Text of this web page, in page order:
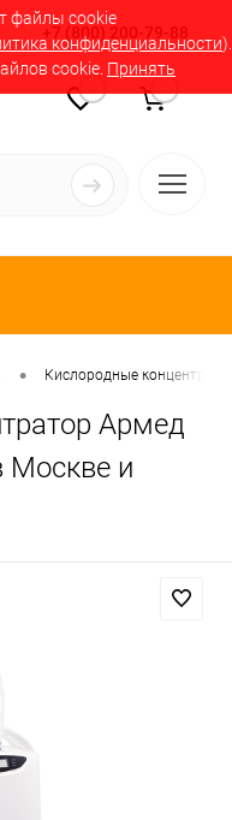
файлы cookie
конфиденциальности).
cookie. Принять
+7 (800) 200-79-88
• Кислородные
Армед
Москве и